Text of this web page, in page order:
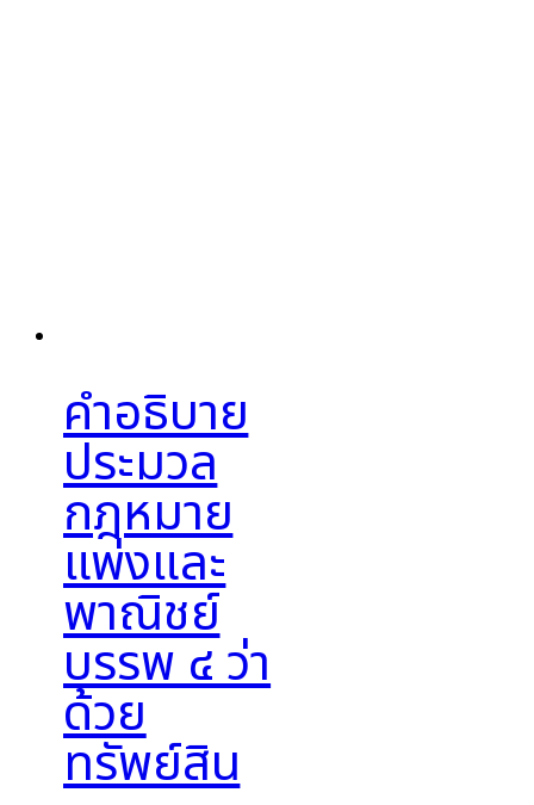
คำอธิบาย
ประมวล
กฎหมาย
แพ่งและ
พาณิชย์
บรรพ ๔ ว่า
ด้วย
ทรัพย์สิน